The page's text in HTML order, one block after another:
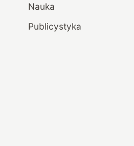
Nauka
Publicystyka